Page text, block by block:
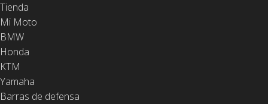
Tienda
Mi Moto
BMW
Honda
KTM
Yamaha
Barras de defensa